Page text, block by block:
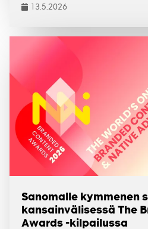
Julkaistu
13.5.2026
Sanomalle kymmenen
kansainvälisessä The
Awards -kilpailussa